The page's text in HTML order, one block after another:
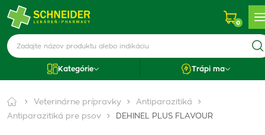
0
Kategórie Trápi ma
Veterinárne prípravky
Antiparazitiká
Antiparazitiká pre psov
DEHINEL PLUS FLAVOUR